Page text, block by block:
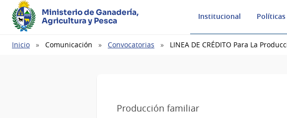
Ministerio de Ganadería,
Agricultura y Pesca
Institucional
Ruta
Inicio Comunicación Convocatorias LINEA DE CRÉDITO Para La
Producción familiar